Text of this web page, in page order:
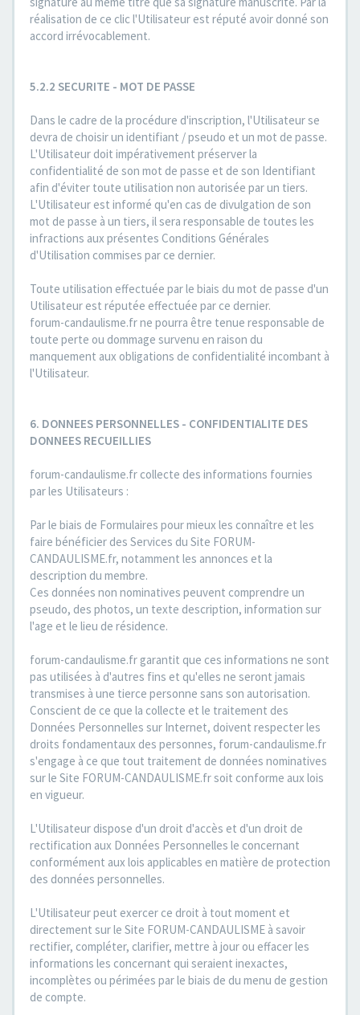
réalisation de ce clic l'Utilisateur est réputé avoir donné son
accord irrévocablement.
5.2.2 SECURITE - MOT DE PASSE
Dans le cadre de la procédure d'inscription, l'Utilisateur se
devra de choisir un identifiant / pseudo et un mot de passe.
L'Utilisateur doit impérativement préserver la
confidentialité de son mot de passe et de son Identifiant
afin d'éviter toute utilisation non autorisée par un tiers.
L'Utilisateur est informé qu'en cas de divulgation de son
mot de passe à un tiers, il sera responsable de toutes les
infractions aux présentes Conditions Générales
d'Utilisation commises par ce dernier.
Toute utilisation effectuée par le biais du mot de passe d'un
Utilisateur est réputée effectuée par ce dernier.
forum-candaulisme.fr ne pourra être tenue responsable de
toute perte ou dommage survenu en raison du
manquement aux obligations de confidentialité incombant à
l'Utilisateur.
6. DONNEES PERSONNELLES - CONFIDENTIALITE DES
DONNEES RECUEILLIES
forum-candaulisme.fr collecte des informations fournies
par les Utilisateurs :
Par le biais de Formulaires pour mieux les connaître et les
faire bénéficier des Services du Site FORUM-
CANDAULISME.fr, notamment les annonces et la
description du membre.
Ces données non nominatives peuvent comprendre un
pseudo, des photos, un texte description, information sur
l'age et le lieu de résidence.
forum-candaulisme.fr garantit que ces informations ne sont
pas utilisées à d'autres fins et qu'elles ne seront jamais
transmises à une tierce personne sans son autorisation.
Conscient de ce que la collecte et le traitement des
Données Personnelles sur Internet, doivent respecter les
droits fondamentaux des personnes, forum-candaulisme.fr
s'engage à ce que tout traitement de données nominatives
sur le Site FORUM-CANDAULISME.fr soit conforme aux lois
en vigueur.
L'Utilisateur dispose d'un droit d'accès et d'un droit de
rectification aux Données Personnelles le concernant
conformément aux lois applicables en matière de protection
des données personnelles.
L'Utilisateur peut exercer ce droit à tout moment et
directement sur le Site FORUM-CANDAULISME à savoir
rectifier, compléter, clarifier, mettre à jour ou effacer les
informations les concernant qui seraient inexactes,
incomplètes ou périmées par le biais de du menu de gestion
de compte.